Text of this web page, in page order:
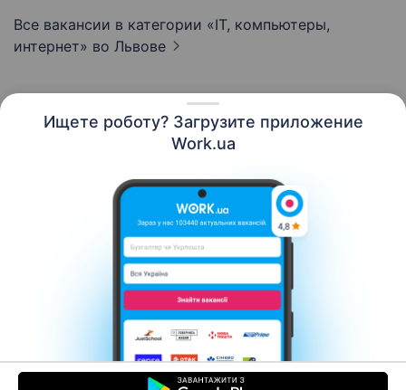
Ищете роботу? Загрузите приложение
Work.ua
Все вакансии в категории «IT, компьютеры,
интернет» во Львове
Контакты О нас
Карьера
Новости Work.ua
Помощь
Условия использования